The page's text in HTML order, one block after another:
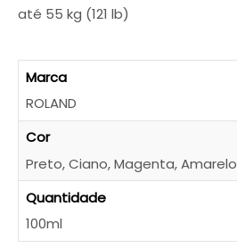
até 55 kg (121 lb)
Marca
ROLAND
Cor
Preto, Ciano, Magenta, Amarelo
Quantidade
100ml